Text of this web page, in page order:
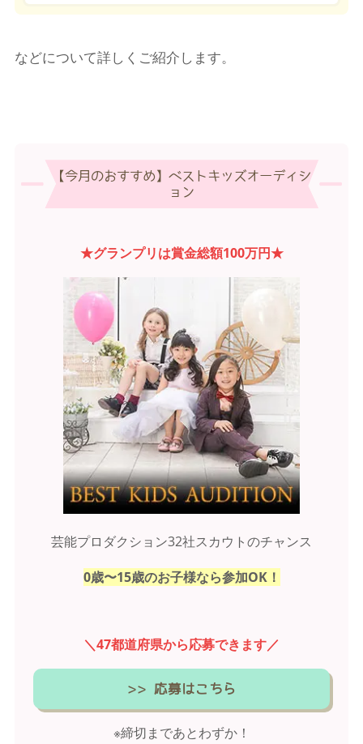
などについて詳しくご紹介します。
【今月のおすすめ】ベストキッズオーディシ
ョン
★グランプリは賞金総額100万円★
芸能プロダクション32社スカウトのチャンス
0歳〜15歳のお子様なら参加OK！
＼47都道府県から応募できます／
>> 応募はこちら
※締切まであとわずか！